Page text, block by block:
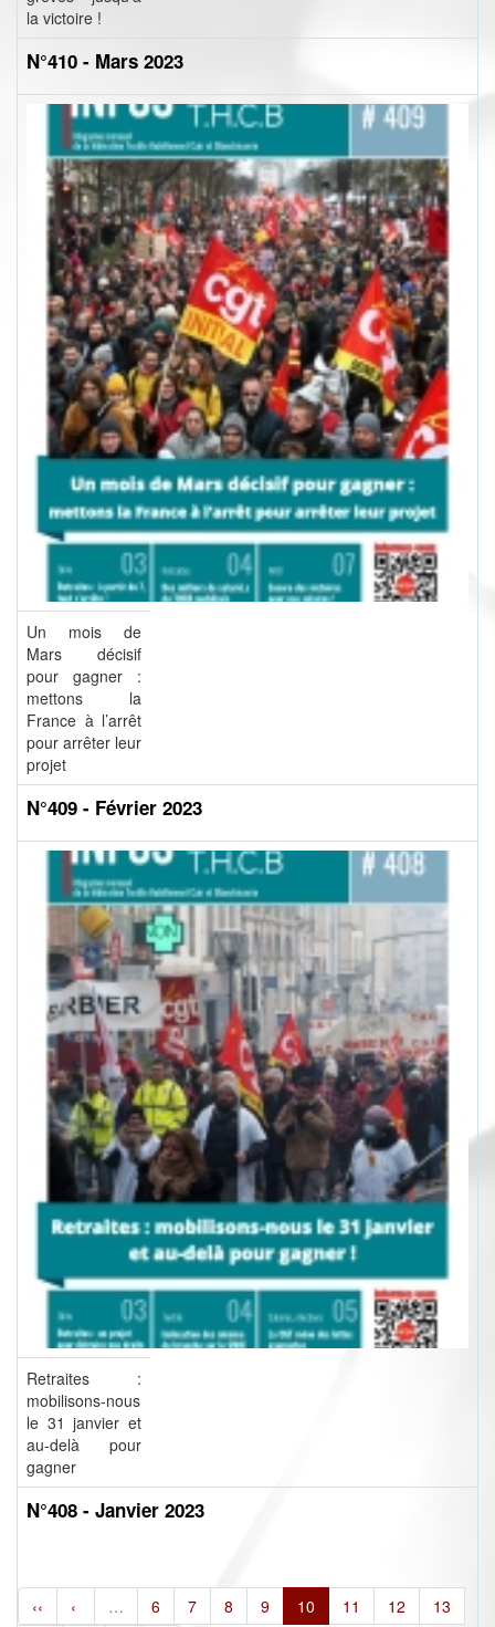
la victoire !
N°410 - Mars 2023
Un mois de
Mars décisif
pour gagner :
mettons la
France à l’arrêt
pour arrêter leur
projet
N°409 - Février 2023
Retraites :
mobilisons-nous
le 31 janvier et
au-delà pour
gagner
N°408 - Janvier 2023
‹‹ ‹ … 6 7 8 9 10 11 12 13